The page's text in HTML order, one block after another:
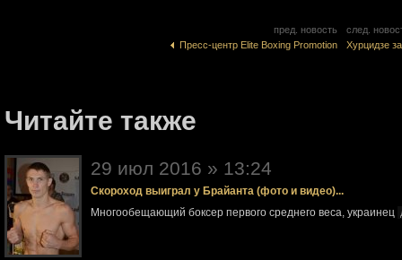
пред. новость
Пресс-центр Elite Boxing Promotion
след.
Хурцидзе
Читайте также
29 июл 2016 » 13:24
Скороход выиграл у Брайанта (фото и видео)...
Многообещающий боксер первого среднего веса, украинец